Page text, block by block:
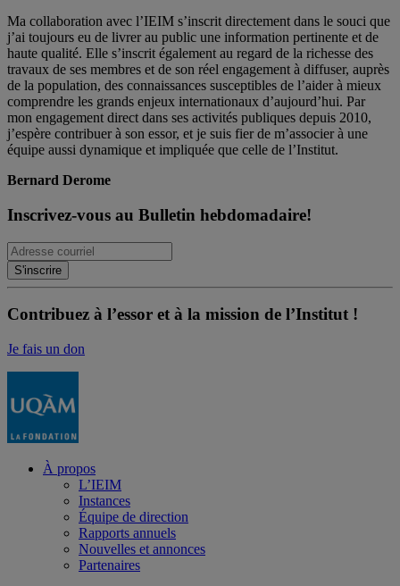
Ma collaboration avec l’IEIM s’inscrit directement dans le souci que
j’ai toujours eu de livrer au public une information pertinente et de
haute qualité. Elle s’inscrit également au regard de la richesse des
travaux de ses membres et de son réel engagement à diffuser, auprès
de la population, des connaissances susceptibles de l’aider à mieux
comprendre les grands enjeux internationaux d’aujourd’hui. Par
mon engagement direct dans ses activités publiques depuis 2010,
j’espère contribuer à son essor, et je suis fier de m’associer à une
équipe aussi dynamique et impliquée que celle de l’Institut.
Bernard Derome
Inscrivez-vous au Bulletin hebdomadaire!
Contribuez à l’essor et à la mission de l’Institut !
Je fais un don
À propos
L’IEIM
Instances
Équipe de direction
Rapports annuels
Nouvelles et annonces
Partenaires